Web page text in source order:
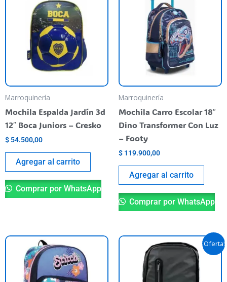
Marroquinería
Mochila Espalda Jardín 3d
12″ Boca Juniors – Cresko
$ 54.500,00
Agregar al carrito
Comprar por WhatsApp
Marroquinería
Mochila Carro Escolar 18″
Dino Transformer Con Luz
– Footy
$ 119.900,00
Agregar al carrito
Comprar por WhatsApp
¡Oferta!
El
precio
original
era:
$ 76.900,00.
El
precio
actual
es: